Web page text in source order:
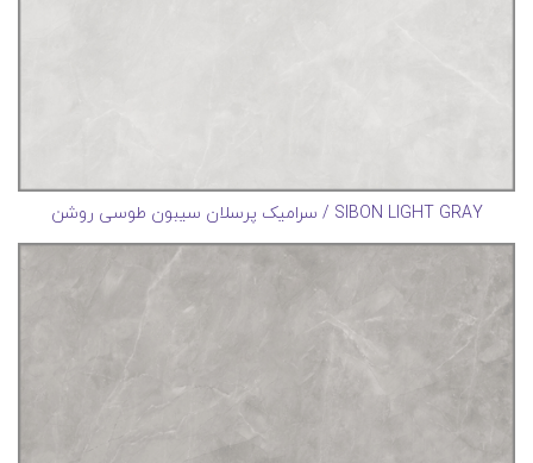
SIBON LIGHT GRAY / سرامیک پرسلان سیبون طوسی روشن